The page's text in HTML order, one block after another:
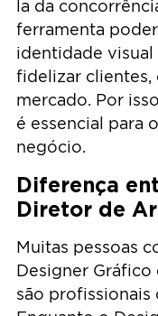
la da
ferramenta
identidade visual
fidelizar clientes,
mercado. Por
é essencial para
negócio.
Diferença
Diretor de
Muitas pessoas
Designer Gráfico
são profissionais